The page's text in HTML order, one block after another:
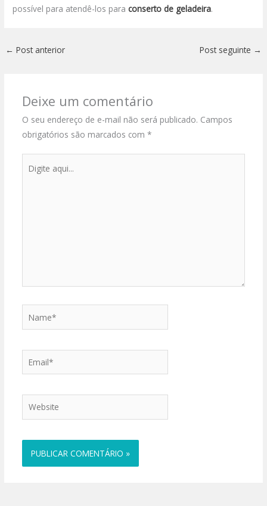
possível para atendê-los paraconserto de geladeira.
← Post anterior Post seguinte →
Deixe um comentário
O seu endereço de e-mail não será publicado. Campos
obrigatórios são marcados com *
aqui...
Website